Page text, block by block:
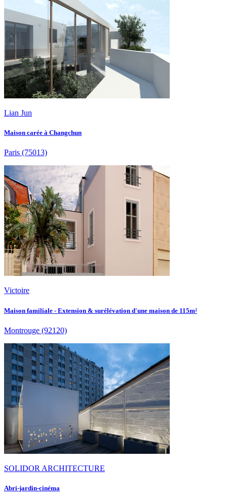
Lian Jun
Maison carée à Changchun
Paris (75013)
Victoire
Maison familiale - Extension & surélévation d'une maison de 115m²
Montrouge (92120)
SOLIDOR ARCHITECTURE
Abri-jardin-cinéma